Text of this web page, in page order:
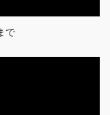
で